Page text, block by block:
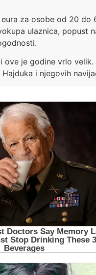
za osobe od 20
ulaznica, popust
ove je godine vrlo
i njegovih